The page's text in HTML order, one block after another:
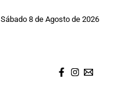
Sábado 8 de Agosto de 2026